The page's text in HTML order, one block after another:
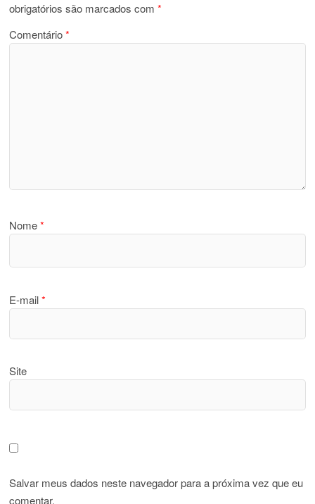
obrigatórios são marcados com*
Comentário*
Nome*
E-mail*
Site
Salvar meus dados neste navegador para a próxima vez que eu
comentar.